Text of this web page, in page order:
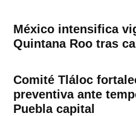
México intensifica
Quintana Roo tras
Comité Tláloc
preventiva ante
Puebla capital